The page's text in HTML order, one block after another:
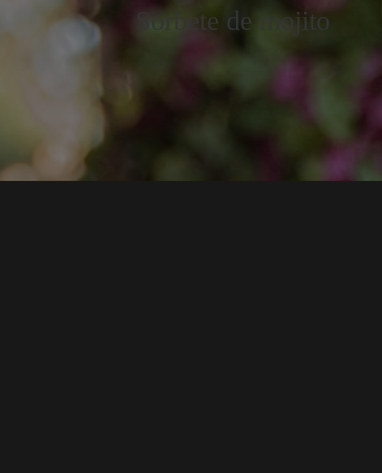
Sorbete de mojito